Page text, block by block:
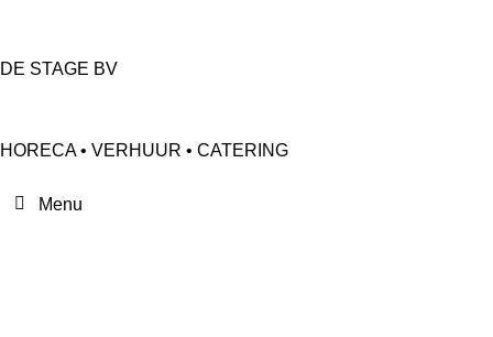
DE STAGE BV
HORECA • VERHUUR • CATERING